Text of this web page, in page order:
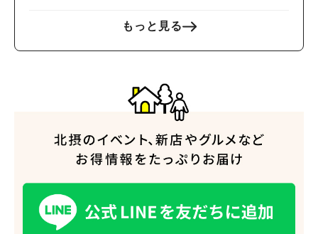
もっと見る